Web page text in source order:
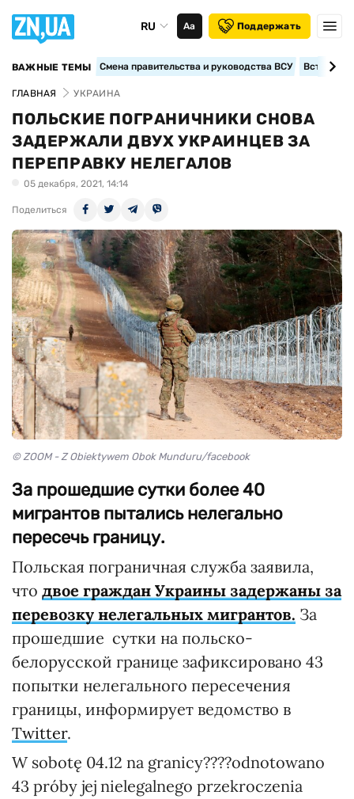
RU Аа Поддержать
ВАЖНЫЕ ТЕМЫ Смена правительства и руководства ВСУ
ГЛАВНАЯ УКРАИНА
ПОЛЬСКИЕ ПОГРАНИЧНИКИ СНОВА
ЗАДЕРЖАЛИ ДВУХ УКРАИНЦЕВ ЗА
ПЕРЕПРАВКУ НЕЛЕГАЛОВ
05 декабря, 2021, 14:14
Поделиться
© ZOOM - Z Obiektywem Obok Munduru/facebook
За прошедшие сутки более 40
мигрантов пытались нелегально
пересечь границу.
Польская пограничная служба заявила,
что двое граждан Украины задержаны за
перевозку нелегальных мигрантов. За
прошедшие сутки на польско-
белорусской границе зафиксировано 43
попытки нелегального пересечения
границы, информирует ведомство в
Twitter.
W sobotę 04.12 na granicy????odnotowano
43 próby jej nielegalnego przekroczenia